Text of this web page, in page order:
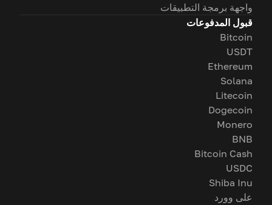
واجهة برمجة التطبيقات
قبول المدفوعات
Bitcoin
USDT
Ethereum
Solana
Litecoin
Dogecoin
Monero
BNB
Bitcoin Cash
USDC
Shiba Inu
على وورد